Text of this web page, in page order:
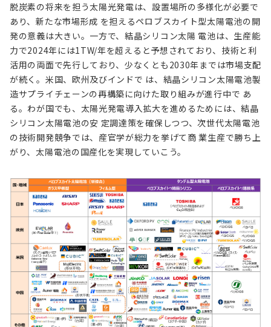
脱炭素の将来を担う太陽光発電は、設置場所の多様化が必要で
あり、新たな市場形成 を担えるペロブスカイト型太陽電池の開
発の意義は大きい。一方で、結晶シリコン太陽 電池は、生産能
力で2024年には1TW/年を超えると予想されており、技術と利
活用の両面で先行しており、少なくとも2030年までは市場支配
が続く。米国、欧州及びインドで は、結晶シリコン太陽電池製
造サプライチェーンの再構築に向けた取り組みが進行中で あ
る。わが国でも、太陽光発電導入拡大を進めるためには、結晶
シリコン太陽電池の安 定調達策を確保しつつ、次世代太陽電池
の技術開発競争では、産官学が総力を挙げて商 業生産で勝ち上
がり、太陽電池の国産化を実現していこう。